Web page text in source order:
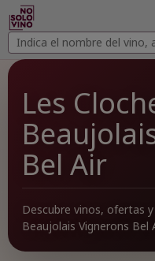
Buscar
vinos
Buscar
Les
Bel Air
Descubre vinos, ofertas
Beaujolais Vignerons Bel